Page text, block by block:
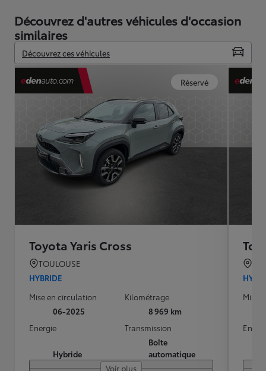
Découvrez d'autres véhicules d'occasion
similaires
Découvrez ces véhicules
Réservé
Toyota Yaris Cross
TOULOUSE
HYBRIDE
Mise en circulation
06-2025
Kilométrage
8 969 km
Energie
Hybride
Transmission
Boîte
automatique
Voir plus
Mise